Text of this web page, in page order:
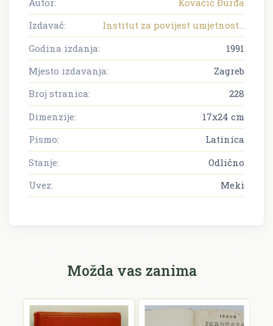
Izdavač:
Institut za povijest umjetnost...
Godina izdanja:
1991
Mjesto izdavanja:
Zagreb
Broj stranica:
228
Dimenzije:
17x24 cm
Pismo:
Latinica
Stanje:
Odlično
Uvez:
Meki
Možda vas zanima